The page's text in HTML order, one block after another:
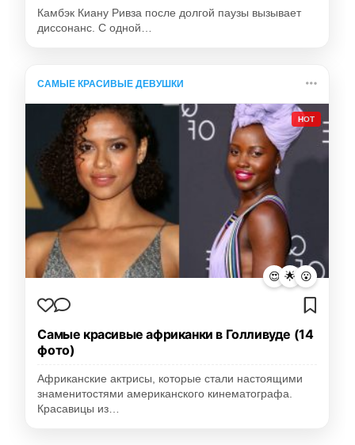
Камбэк Киану Ривза после долгой паузы вызывает
диссонанс. С одной…
САМЫЕ КРАСИВЫЕ ДЕВУШКИ
HOT
😍 🌟 😮
Самые красивые африканки в Голливуде (14
фото)
Африканские актрисы, которые стали настоящими
знаменитостями американского кинематографа.
Красавицы из…